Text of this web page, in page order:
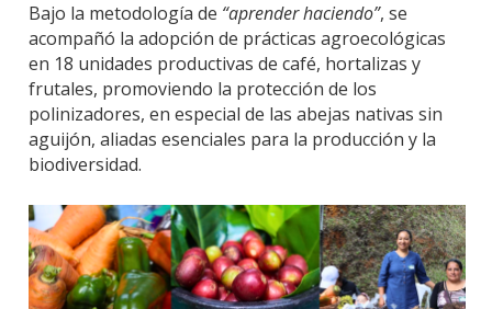
Bajo la metodología de “aprender haciendo”, se
acompañó la adopción de prácticas agroecológicas
en 18 unidades productivas de café, hortalizas y
frutales, promoviendo la protección de los
polinizadores, en especial de las abejas nativas sin
aguijón, aliadas esenciales para la producción y la
biodiversidad.